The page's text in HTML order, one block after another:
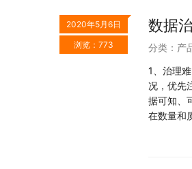
2020年5月6日
浏览：773
数据
分类： 产
1、治理
况，优先
据可知、
在数量和